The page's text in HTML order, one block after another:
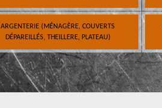
ARGENTERIE (MÉNAGÈRE, COUVERTS
DÉPAREILLÉS, THEILLERE, PLATEAU)